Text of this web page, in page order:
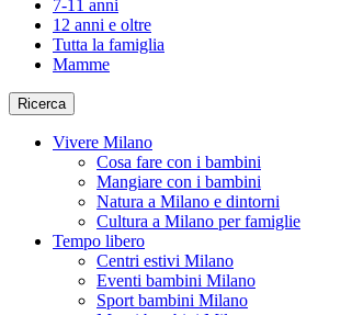
7-11 anni
12 anni e oltre
Tutta la famiglia
Mamme
Ricerca
Vivere Milano
Cosa fare con i bambini
Mangiare con i bambini
Natura a Milano e dintorni
Cultura a Milano per famiglie
Tempo libero
Centri estivi Milano
Eventi bambini Milano
Sport bambini Milano